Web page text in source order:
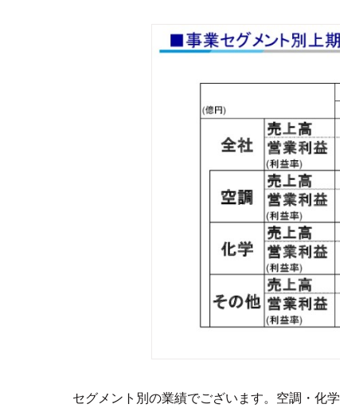
セグメント別の業績でございます。空調・化